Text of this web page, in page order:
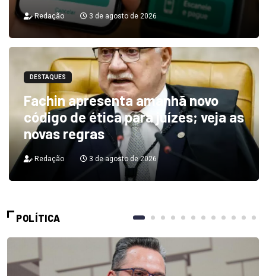
Redação 3 de agosto de 2026
DESTAQUES
Fachin apresenta amanhã novo
código de ética para juízes; veja as
novas regras
Redação 3 de agosto de 2026
POLÍTICA